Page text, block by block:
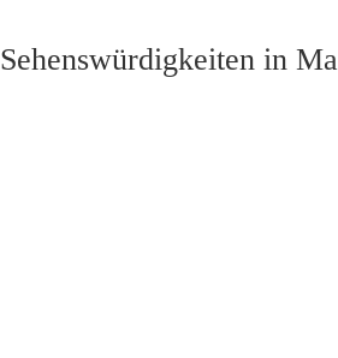
Sehenswürdigkeiten in